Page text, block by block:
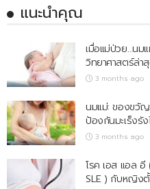
แนะนำคุณ
เมื่อแม่ป่วย…นม
วิทยาศาสตร์ล่า
3 months ago
นมแม่: ของขวัญ
ป้องกันมะเร็งรัง
3 months ago
โรค เอส แอล
SLE ) กับหญิง